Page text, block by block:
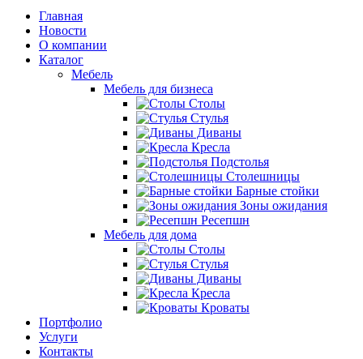
Главная
Новости
О компании
Каталог
Мебель
Мебель для бизнеса
Столы
Стулья
Диваны
Кресла
Подстолья
Столешницы
Барные стойки
Зоны ожидания
Ресепшн
Мебель для дома
Столы
Стулья
Диваны
Кресла
Кроваты
Портфолио
Услуги
Контакты